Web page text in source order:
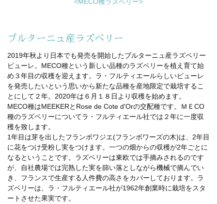
<MECO種ラズベリー>
ブルターニュ産ラズベリー
2019年秋より日本でも発売を開始したブルターニュ産ラズベリー
ピューレ。MECO種という新しい品種のラズベリーを植え育て始
め３年目の収穫を迎えます。ラ・フルティエールらしいピューレ
を発売したいという思いから新たな品種を産地限定で栽培するこ
とにして２年。2020年は６月１８日より収穫を始めます。
MECO種はMEEKERとRose de Cote d'Orの交配種です。ＭＥCO
種のラズベリーについてラ・フルティエール社では２年に一度収
穫を致します。
1年目は芽を出したフランボワジエ(フランボワーズの木)は、2年目
に花をつけ受粉し実をつけます。一つの畑からの収穫が2年ごとに
なるということです。ラズベリーは東欧では手摘みされるのです
が、自社農場では完熟した実を篩い落としながら機械で摘んでい
き、フランスで生産する人件費の高さをカバーしております。ラ
ズベリーは、ラ・フルティエール社が1962年創業時に栽培をスタ
ートさせた果実です。